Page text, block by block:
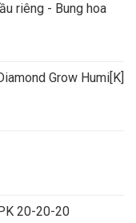
riêng - Bung hoa
Grow Humi[K]
20-20-20